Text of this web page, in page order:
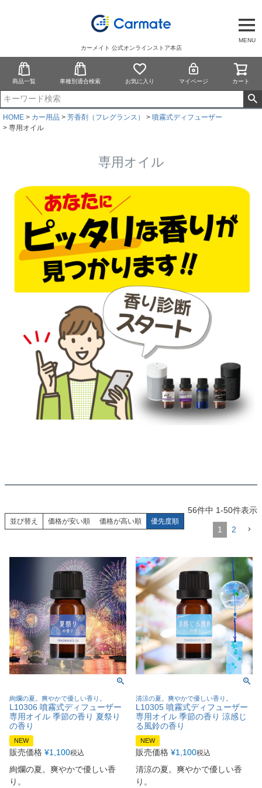
MENU
カーメイト 公式オンラインストア本店
商品一覧 車種別適合検索 お気に入り マイページ カート
HOME カー用品 芳香剤（フレグランス）
噴霧式ディフューザー
専用オイル
専用オイル
並び替え 価格が安い順 価格が高い順 優先度順
56件中 1-50件表示
1 2
絢爛の夏。爽やかで優しい香り。
L10306 噴霧式ディフューザー
専用オイル 季節の香り 夏祭り
の香り
NEW
販売価格 ¥1,100税込
絢爛の夏。爽やかで優しい香
り。
清涼の夏。爽やかで優しい香り。
L10305 噴霧式ディフューザー
専用オイル 季節の香り 涼感じ
る風鈴の香り
NEW
販売価格 ¥1,100税込
清涼の夏。爽やかで優しい香
り。